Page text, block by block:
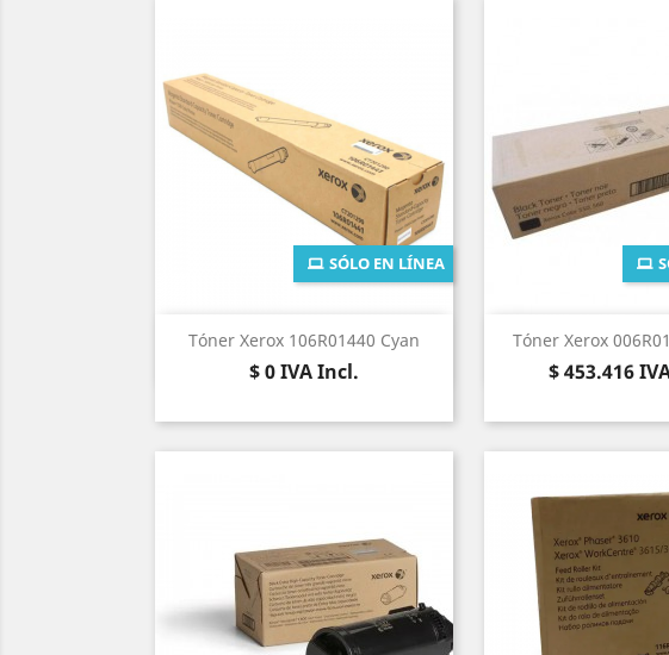
Tóner Xerox 106R01440 Cyan
Precio
$ 0IVA Incl.
SÓLO EN LÍNEA
Vista rápida Tóner Xerox
Precio
$ 453.416
Vista